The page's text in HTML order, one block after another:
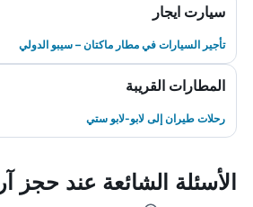
سيارت ايجار
تأجير السيارات في مطار ماكتان – سيبو الدولي
المطارات القريبة
رحلات طيران إلى لابو-لابو ستي
الأسئلة الشائعة عند حجز